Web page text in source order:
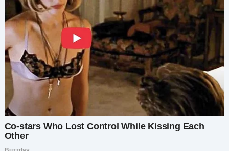
Марина, будучи папиной дочкой в семье, имела
всё, что ей было нужно и чего она хотела, — и
даже то, о чём она не знала, что хочет. Я до сих
пор помню сумку от Gucci, которую отец
подарил ей, когда ей было всего 12. Можете в
это поверить? 12-летняя девочка с сумкой от
Gucci? Излишне говорить, что Марина выросла
в дисфункционального человека.
Что до меня, мне приходилось усердно
работать ради всего, что у меня было.
Поскольку я не получала никаких карманных